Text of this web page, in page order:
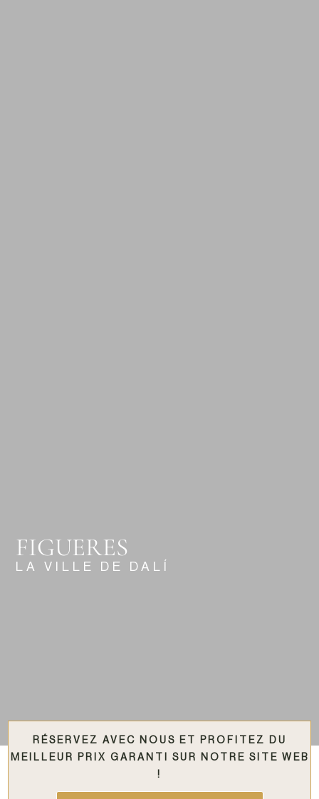
FIGUERES
LA VILLE DE DALÍ
RÉSERVEZ AVEC NOUS ET PROFITEZ DU
MEILLEUR PRIX GARANTI SUR NOTRE SITE WEB
!